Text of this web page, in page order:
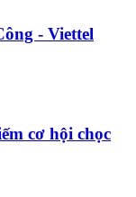
- Viettel
cơ hội chọc